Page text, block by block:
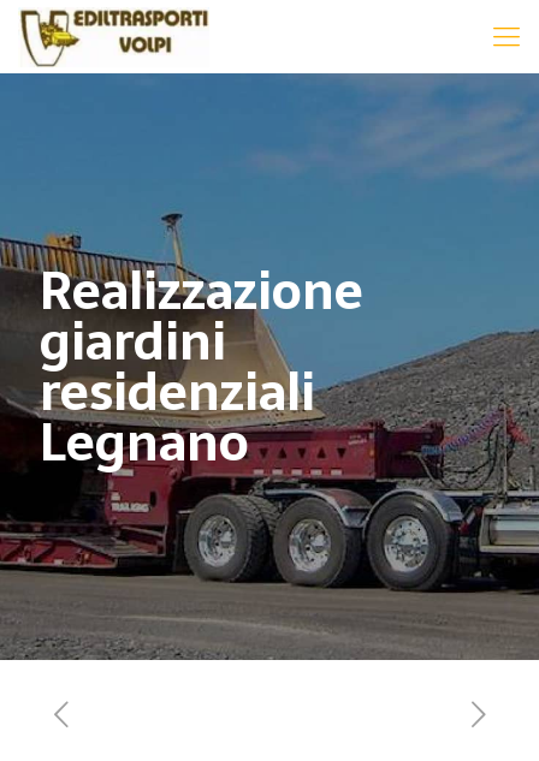
Realizzazione
giardini
residenziali
Legnano